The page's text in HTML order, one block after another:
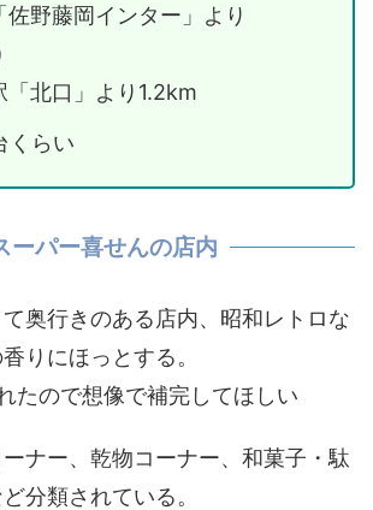
野藤岡インター」より
北口」より1.2km
らい
ーパー喜せんの店内
奥行きのある店内、昭和レトロな
りにほっとする。
たので想像で補完してほしい
ナー、乾物コーナー、和菓子・駄
分類されている。